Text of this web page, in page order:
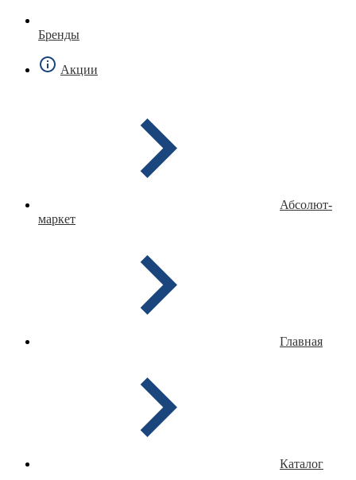
Бренды
Акции
Абсолют-
маркет
Главная
Каталог